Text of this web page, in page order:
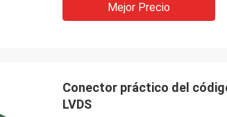
Mejor Precio
Conector práctico del código
LVDS